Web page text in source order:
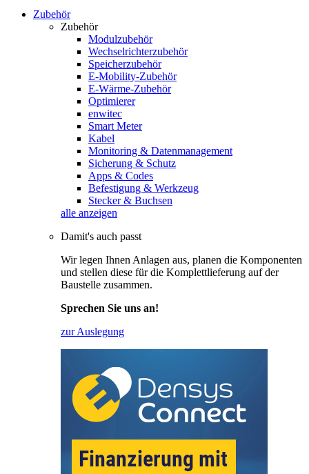
Zubehör
Zubehör
Modulzubehör
Wechselrichterzubehör
Speicherzubehör
E-Mobility-Zubehör
E-Wärme-Zubehör
Optimierer
enwitec
Smart Meter
Kabel
Monitoring & Datenmanagement
Sicherung & Schutz
Apps & Codes
Befestigung & Werkzeug
Stecker & Buchsen
alle anzeigen
Damit's auch passt
Wir legen Ihnen Anlagen aus, planen die Komponenten
und stellen diese für die Komplettlieferung auf der
Baustelle zusammen.
Sprechen Sie uns an!
zur Auslegung